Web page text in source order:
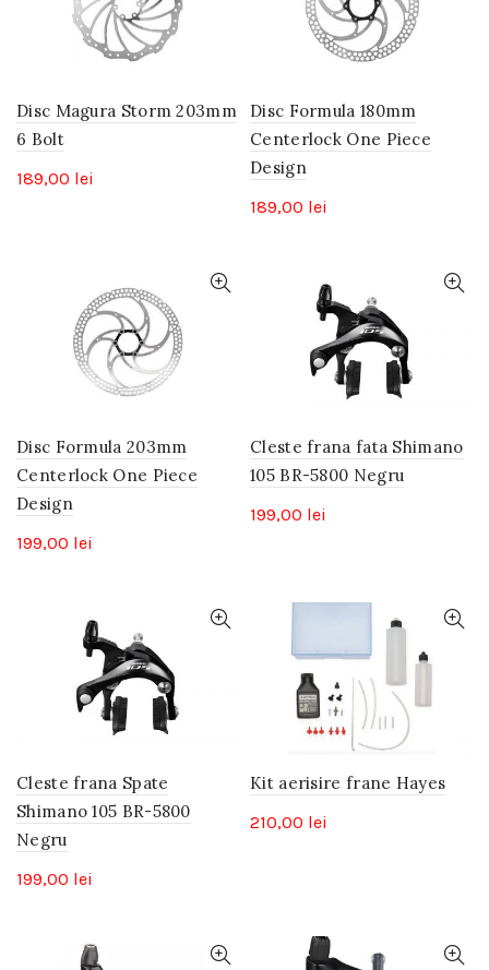
Disc Magura Storm 203mm
6 Bolt
189,00 lei
Disc Formula 180mm
Centerlock One Piece
Design
189,00 lei
Disc Formula 203mm
Centerlock One Piece
Design
199,00 lei
Cleste frana fata Shimano
105 BR-5800 Negru
199,00 lei
Cleste frana Spate
Shimano 105 BR-5800
Negru
199,00 lei
Kit aerisire frane Hayes
210,00 lei